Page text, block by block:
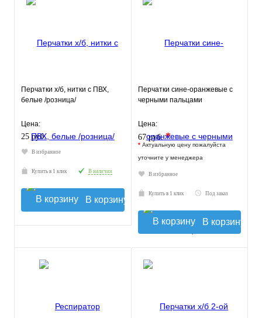
Перчатки х/б, нитки с ПВХ,
белые /розница/
Цена:
25 руб.
В избранное
Купить в 1 клик В наличии
В корзину
Перчатки сине-оранжевые с
черными пальцами
Цена:
67 руб.*
* Актуальную цену пожалуйста
уточните у менеджера
В избранное
Купить в 1 клик Под заказ
В корзину